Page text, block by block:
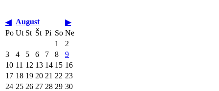
◀ August
▶
Po Ut St Št Pi So Ne
1
2
3
4 5 6 7 8
9
10 11 12 13 14 15 16
17 18 19 20 21 22 23
24 25 26 27 28 29 30